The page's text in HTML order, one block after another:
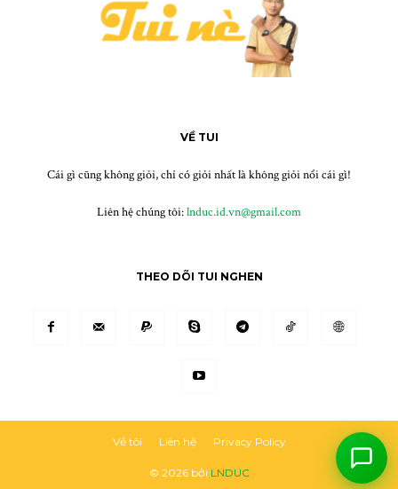
VỀ TUI
Cái gì cũng không giỏi, chỉ có giỏi nhất là không giỏi nổi cái gì!
Liên hệ chúng tôi:lnduc.id.vn@gmail.com
THEO DÕI TUI NGHEN
Về tôi Liên hệ Privacy Policy
© 2026 bởi LNDUC
Bắt đầu chat